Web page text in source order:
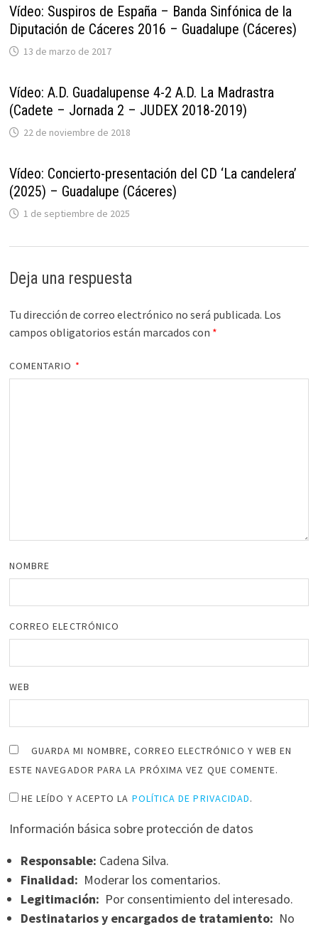
Vídeo: Suspiros de España – Banda Sinfónica de la
Diputación de Cáceres 2016 – Guadalupe (Cáceres)
13 de marzo de 2017
Vídeo: A.D. Guadalupense 4-2 A.D. La Madrastra
(Cadete – Jornada 2 – JUDEX 2018-2019)
22 de noviembre de 2018
Vídeo: Concierto-presentación del CD ‘La candelera’
(2025) – Guadalupe (Cáceres)
1 de septiembre de 2025
Deja una respuesta
Tu dirección de correo electrónico no será publicada. Los
campos obligatorios están marcados con *
COMENTARIO *
NOMBRE
CORREO ELECTRÓNICO
WEB
GUARDA MI NOMBRE, CORREO ELECTRÓNICO Y WEB EN
ESTE NAVEGADOR PARA LA PRÓXIMA VEZ QUE COMENTE.
HE LEÍDO Y ACEPTO LA POLÍTICA DE PRIVACIDAD.
Información básica sobre protección de datos
Responsable: Cadena Silva.
Finalidad: Moderar los comentarios.
Legitimación: Por consentimiento del interesado.
Destinatarios y encargados de tratamiento: No